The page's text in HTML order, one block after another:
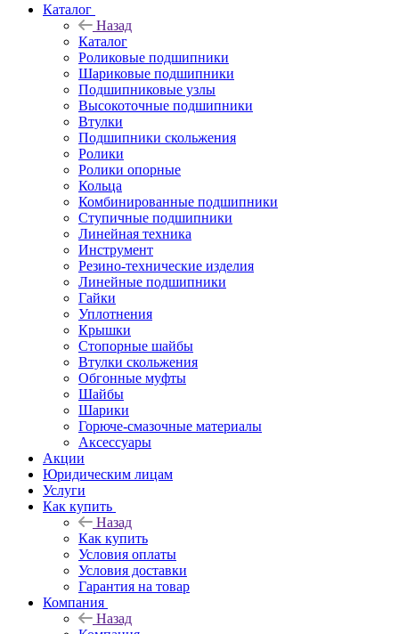
Каталог
Назад
Каталог
Роликовые подшипники
Шариковые подшипники
Подшипниковые узлы
Высокоточные подшипники
Втулки
Подшипники скольжения
Ролики
Ролики опорные
Кольца
Комбинированные подшипники
Ступичные подшипники
Линейная техника
Инструмент
Резино-технические изделия
Линейные подшипники
Гайки
Уплотнения
Крышки
Стопорные шайбы
Втулки скольжения
Обгонные муфты
Шайбы
Шарики
Горюче-смазочные материалы
Аксессуары
Акции
Юридическим лицам
Услуги
Как купить
Назад
Как купить
Условия оплаты
Условия доставки
Гарантия на товар
Компания
Назад